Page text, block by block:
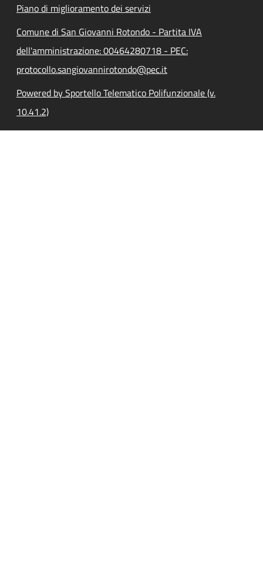
Piano di miglioramento dei servizi
Comune di San Giovanni Rotondo - Partita IVA
dell'amministrazione: 00464280718 - PEC:
protocollo.sangiovannirotondo@pec.it
Powered by Sportello Telematico Polifunzionale (v.
10.41.2)